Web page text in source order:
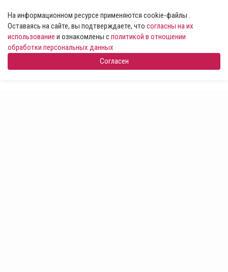
На информационном ресурсе применяются cookie-файлы .
Оставаясь на сайте, вы подтверждаете, что согласны на их
использование и ознакомлены сполитикой в отношении
обработки персональных данных
Согласен